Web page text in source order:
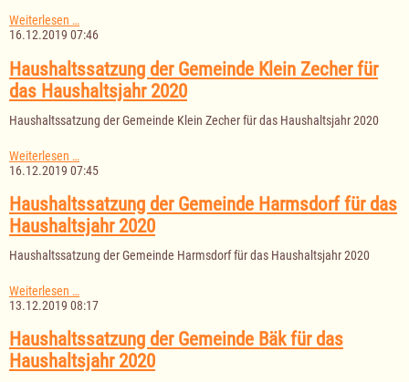
Weiterlesen …I.
Nachtragshaushaltssatzung
Gemeinde
Bäk
für
Haushaltsjahr
16.12.2019 07:46
Haushaltssatzung der Gemeinde Klein Zecher für
das Haushaltsjahr 2020
Haushaltssatzung der Gemeinde Klein Zecher für das Haushaltsjahr 2020
Weiterlesen …
der
Klein
Zecher
für
Haushaltsjahr
16.12.2019 07:45
Haushaltssatzung der Gemeinde Harmsdorf für das
Haushaltsjahr 2020
Haushaltssatzung der Gemeinde Harmsdorf für das Haushaltsjahr 2020
Weiterlesen …
der
Harmsdorf
für
das
13.12.2019 08:17
Haushaltssatzung der Gemeinde Bäk für das
Haushaltsjahr 2020